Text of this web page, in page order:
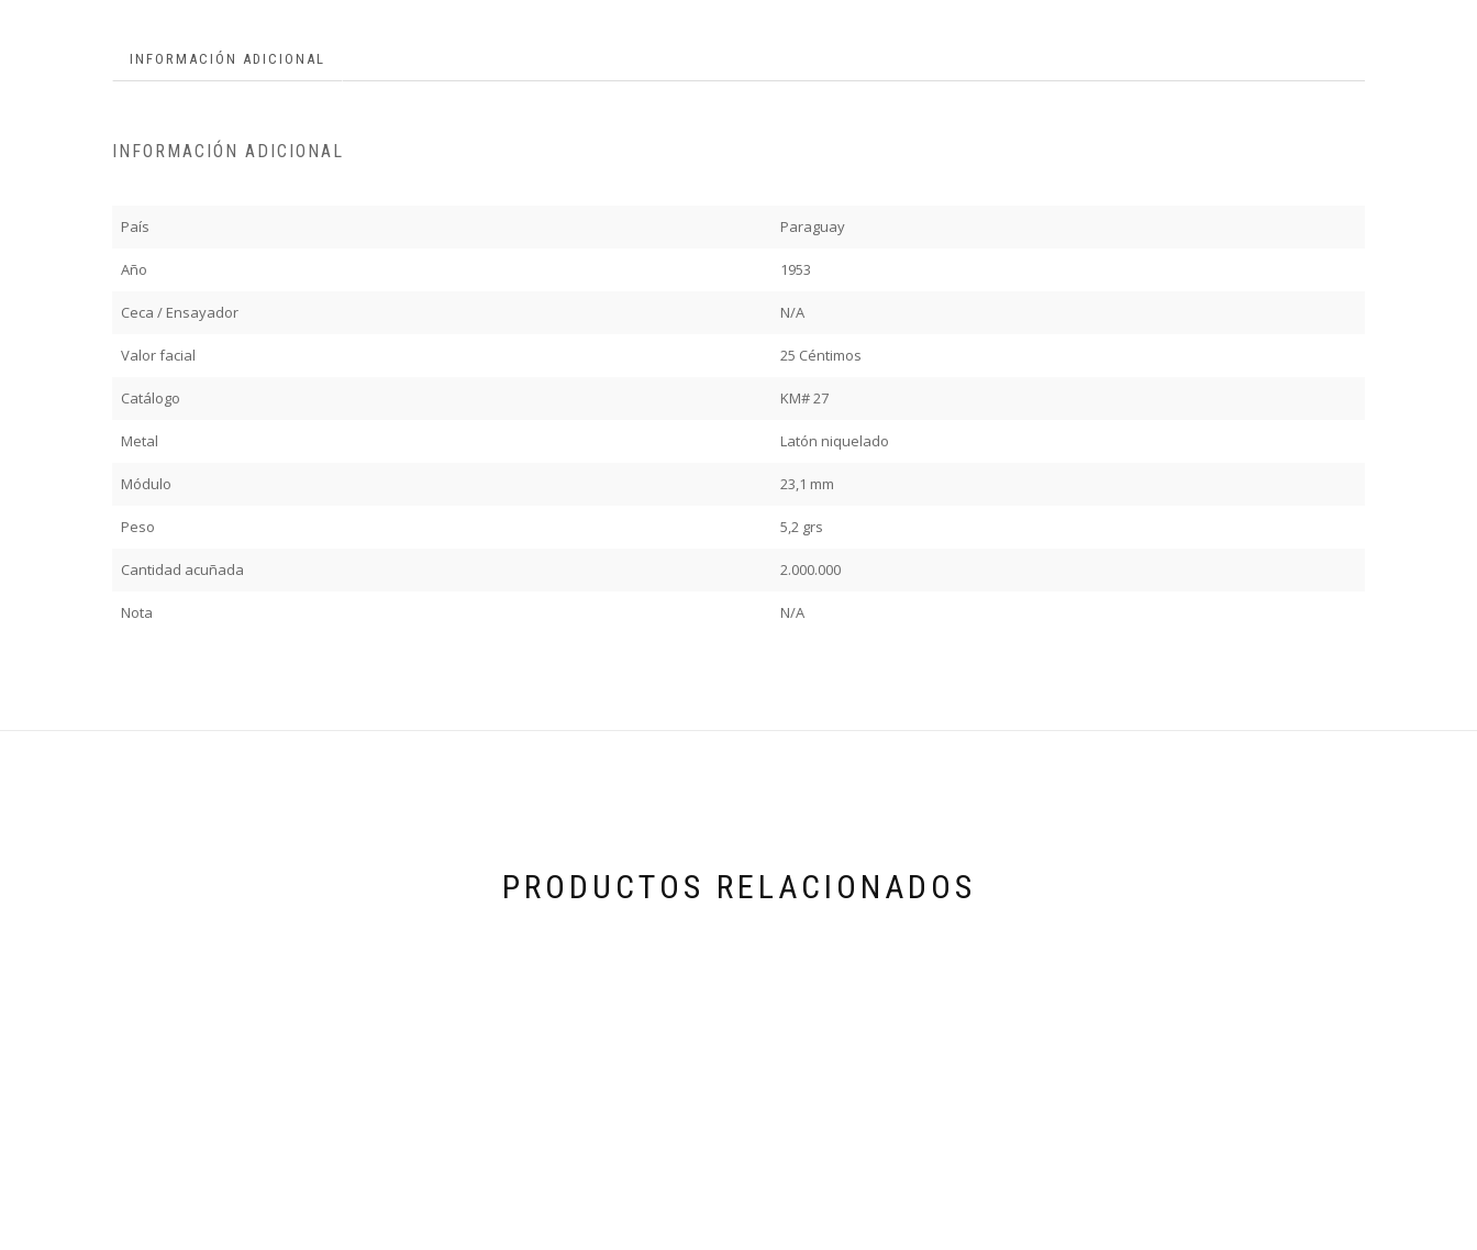
INFORMACIÓN ADICIONAL
INFORMACIÓN ADICIONAL
País Paraguay
Año 1953
Ceca / Ensayador N/A
Valor facial 25 Céntimos
Catálogo KM# 27
Metal Latón niquelado
Módulo 23,1 mm
Peso 5,2 grs
Cantidad acuñada 2.000.000
Nota N/A
PRODUCTOS RELACIONADOS